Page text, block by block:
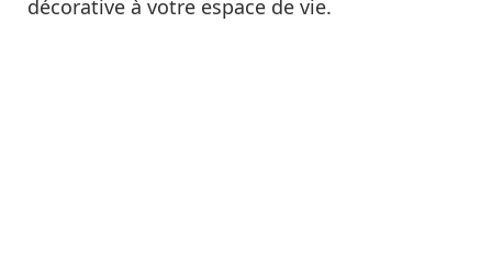
décorative à votre espace de vie.